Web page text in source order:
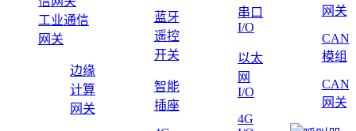
工业通信
网关
边缘
计算
网关
蓝牙
遥控
开关
智能
插座
串口
I/O
以太
网
I/O
4G
网关
CAN
模组
CAN
网关